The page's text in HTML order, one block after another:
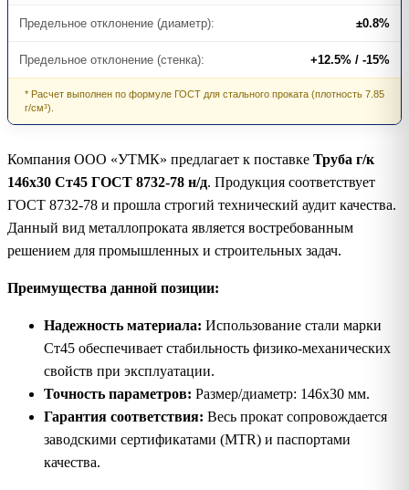
Предельное отклонение (диаметр): ±0.8%
Предельное отклонение (стенка): +12.5% / -15%
* Расчет выполнен по формуле ГОСТ для стального проката (плотность 7.85
г/см³).
Компания ООО «УТМК» предлагает к поставке Труба г/к
146х30 Ст45 ГОСТ 8732-78 н/д. Продукция соответствует
ГОСТ 8732-78 и прошла строгий технический аудит качества.
Данный вид металлопроката является востребованным
решением для промышленных и строительных задач.
Преимущества данной позиции:
Надежность материала: Использование стали марки
Ст45 обеспечивает стабильность физико-механических
свойств при эксплуатации.
Точность параметров: Размер/диаметр: 146х30 мм.
Гарантия соответствия: Весь прокат сопровождается
заводскими сертификатами (MTR) и паспортами
качества.